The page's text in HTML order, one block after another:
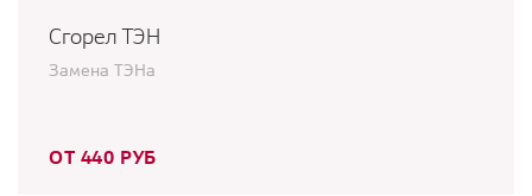
Сгорел ТЭН
Замена ТЭНа
ОТ 440 РУБ